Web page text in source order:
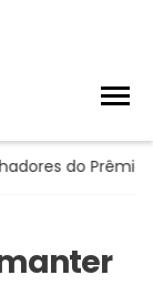
do Prêmio